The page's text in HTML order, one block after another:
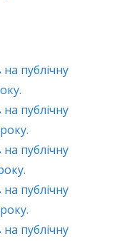
публічну
публічну
публічну
публічну
публічну